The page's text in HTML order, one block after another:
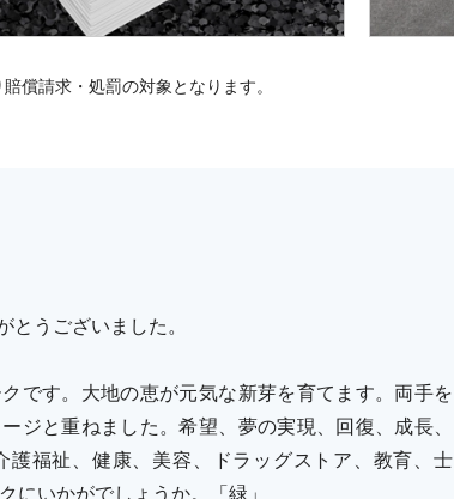
償請求・処罰の対象となります。
うございました。
です。大地の恵が元気な新芽を育てます。両手を
ジと重ねました。希望、夢の実現、回復、成長、
福祉、健康、美容、ドラッグストア、教育、士
にいかがでしょうか。「緑」